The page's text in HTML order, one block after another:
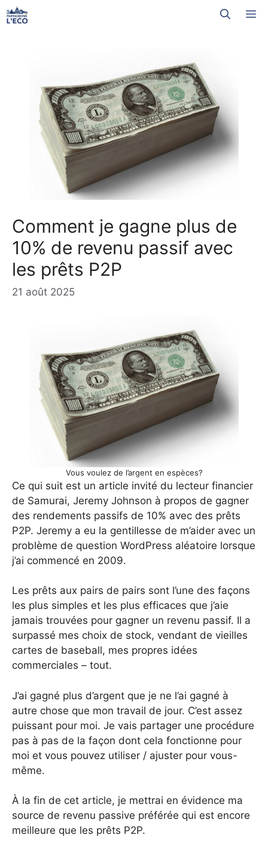
Aller
au
Comment je gagne plus de
10% de revenu passif avec
les prêts P2P
21 août 2025
Vous voulez de l’argent en espèces?
Ce qui suit est un article invité du lecteur financier
de Samurai, Jeremy Johnson à propos de gagner
des rendements passifs de 10% avec des prêts
P2P. Jeremy a eu la gentillesse de m’aider avec un
problème de question WordPress aléatoire lorsque
j’ai commencé en 2009.
Les prêts aux pairs de pairs sont l’une des façons
les plus simples et les plus efficaces que j’aie
jamais trouvées pour gagner un revenu passif. Il a
surpassé mes choix de stock, vendant de vieilles
cartes de baseball, mes propres idées
commerciales – tout.
J’ai gagné plus d’argent que je ne l’ai gagné à
autre chose que mon travail de jour. C’est assez
puissant pour moi. Je vais partager une procédure
pas à pas de la façon dont cela fonctionne pour
moi et vous pouvez utiliser / ajuster pour vous-
même.
À la fin de cet article, je mettrai en évidence ma
source de revenu passive préférée qui est encore
meilleure que les prêts P2P.